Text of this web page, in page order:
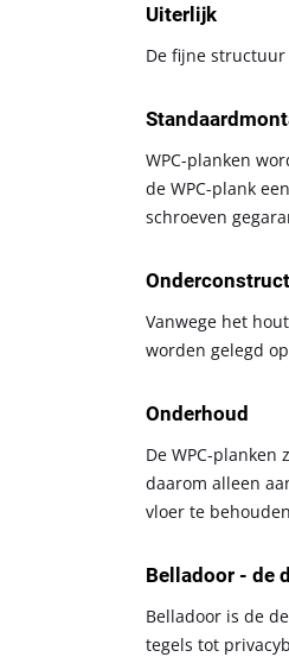
Uiterlijk
De fijne
WPC-planken
de WPC-plank
schroeven
Vanwege het
worden gelegd
Onderhoud
De WPC-
daarom alleen
vloer te
Belladoor - de
Belladoor is de
tegels tot